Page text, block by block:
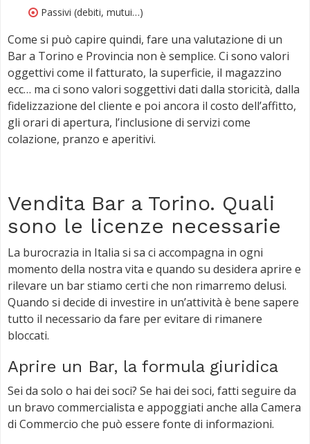
Passivi (debiti, mutui…)
Come si può capire quindi, fare una valutazione di un
Bar a Torino e Provincia non è semplice. Ci sono valori
oggettivi come il fatturato, la superficie, il magazzino
ecc… ma ci sono valori soggettivi dati dalla storicità, dalla
fidelizzazione del cliente e poi ancora il costo dell’affitto,
gli orari di apertura, l’inclusione di servizi come
colazione, pranzo e aperitivi.
Vendita Bar a Torino. Quali
sono le licenze necessarie
La burocrazia in Italia si sa ci accompagna in ogni
momento della nostra vita e quando su desidera aprire e
rilevare un bar stiamo certi che non rimarremo delusi.
Quando si decide di investire in un’attività è bene sapere
tutto il necessario da fare per evitare di rimanere
bloccati.
Aprire un Bar, la formula giuridica
Sei da solo o hai dei soci? Se hai dei soci, fatti seguire da
un bravo commercialista e appoggiati anche alla Camera
di Commercio che può essere fonte di informazioni.